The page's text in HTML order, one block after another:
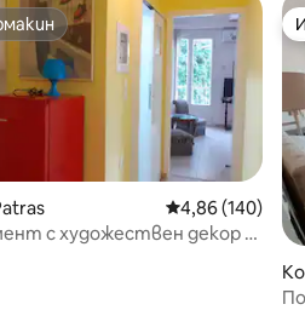
Средна
4,86 (140)
с художествен декор в